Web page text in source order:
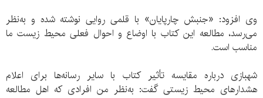
وی افزود: «جنبش چارپایان» با قلمی روایی نوشته شده و به‌نظر
می‌رسد، مطالعه این کتاب با اوضاع و احوال فعلی محیط‌ زیست ما
مناسب است.
شهبازی درباره مقایسه تأثیر کتاب با سایر رسانه‌ها برای اعلام
هشدار‌های محیط زیستی گفت: به‌نظر من افرادی که اهل مطالعه